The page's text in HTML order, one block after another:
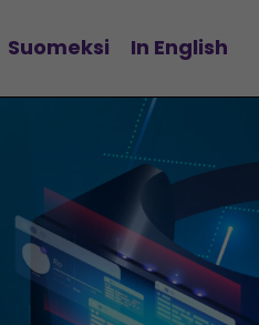
Vaihda kieltä
Suomeksi In English